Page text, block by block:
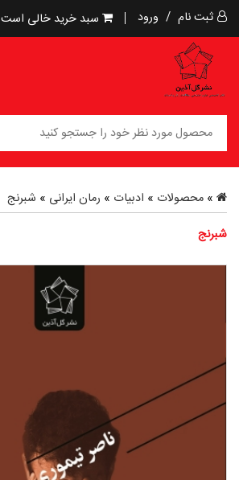
ثبت نام / ورود سبد خرید خالی است
» محصولات » ادبیات » رمان ایرانی » شبرنج
شبرنج